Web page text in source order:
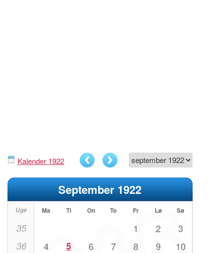
Kalender 1922
September 1922
Uge Ma Ti On To Fr Lø Sø
35 1 2 3
36 4 5 6 7 8 9 10